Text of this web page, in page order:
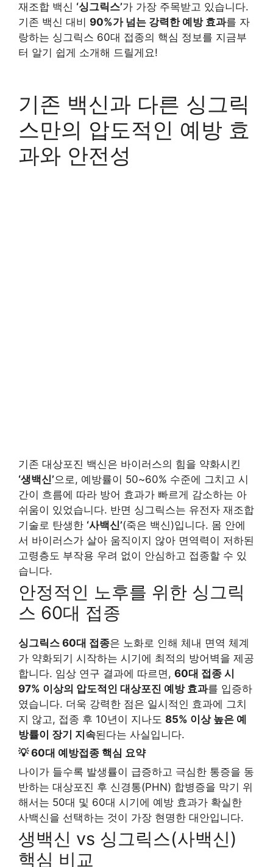
재조합 백신 ‘싱그릭스’가 가장 주목받고 있습니다.
기존 백신 대비 90%가 넘는 강력한 예방 효과를 자
랑하는 싱그릭스 60대 접종의 핵심 정보를 지금부
터 알기 쉽게 소개해 드릴게요!
기존 백신과 다른 싱그릭
스만의 압도적인 예방 효
과와 안전성
기존 대상포진 백신은 바이러스의 힘을 약화시킨
‘생백신’으로, 예방률이 50~60% 수준에 그치고 시
간이 흐름에 따라 방어 효과가 빠르게 감소하는 아
쉬움이 있었습니다. 반면 싱그릭스는 유전자 재조합
기술로 탄생한 ‘사백신’(죽은 백신)입니다. 몸 안에
서 바이러스가 살아 움직이지 않아 면역력이 저하된
고령층도 부작용 우려 없이 안심하고 접종할 수 있
습니다.
안정적인 노후를 위한 싱그릭
스 60대 접종
싱그릭스 60대 접종은 노화로 인해 체내 면역 체계
가 약화되기 시작하는 시기에 최적의 방어벽을 제공
합니다. 임상 연구 결과에 따르면, 60대 접종 시
97% 이상의 압도적인 대상포진 예방 효과를 입증하
였습니다. 더욱 강력한 점은 일시적인 효과에 그치
지 않고, 접종 후 10년이 지나도 85% 이상 높은 예
방률이 장기 지속된다는 사실입니다.
💡 60대 예방접종 핵심 요약
나이가 들수록 발생률이 급증하고 극심한 통증을 동
반하는 대상포진 후 신경통(PHN) 합병증을 막기 위
해서는 50대 및 60대 시기에 예방 효과가 확실한
사백신을 선택하는 것이 가장 현명한 대안입니다.
생백신 vs 싱그릭스(사백신)
핵심 비교